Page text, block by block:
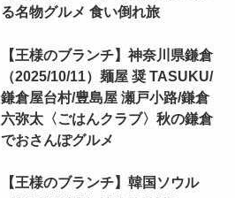
る名物グルメ 食い倒れ旅
【王様のブランチ】神奈川県鎌倉
（2025/10/11）麺屋 奨 TASUKU/
鎌倉屋台村/豊島屋 瀬戸小路/鎌倉
六弥太〈ごはんクラブ〉秋の鎌倉
でおさんぽグルメ
【王様のブランチ】韓国ソウル